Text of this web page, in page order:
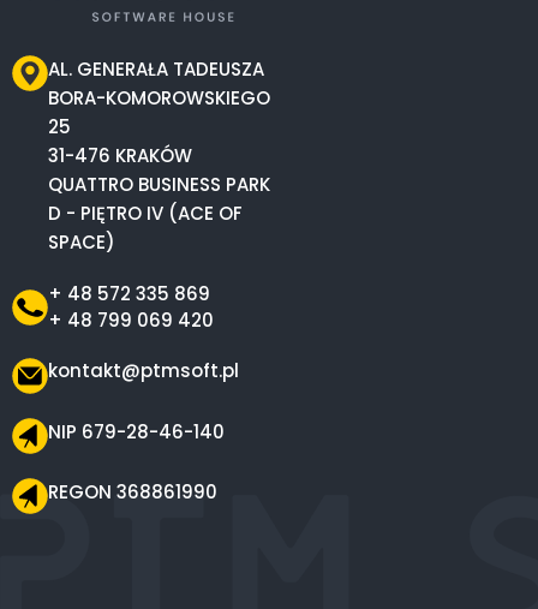
AL. GENERAŁA TADEUSZA
BORA-KOMOROWSKIEGO
25
31-476 KRAKÓW
QUATTRO BUSINESS PARK
D - PIĘTRO IV (ACE OF
SPACE)
+ 48 572 335 869
+ 48 799 069 420
kontakt@ptmsoft.pl
NIP 679-28-46-140
REGON 368861990